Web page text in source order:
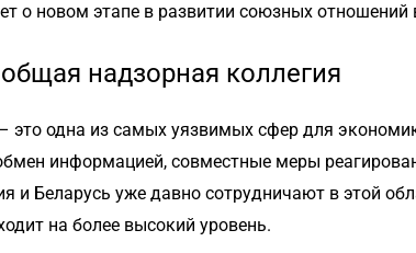
о новом этапе в развитии союзных отношений
надзорная коллегия
это одна из самых уязвимых сфер для
информацией, совместные меры
и Беларусь уже давно сотрудничают в этой
на более высокий уровень.